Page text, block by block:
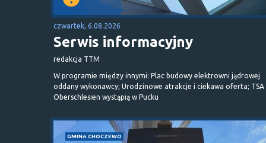
czwartek, 6.08.2026
Serwis informacyjny
redakcja TTM
W programie między innymi: Plac budowy elektrowni jądrowej
oddany wykonawcy; Urodzinowe atrakcje i ciekawa oferta; TSA
Oberschlesien wystąpią w Pucku
GMINA CHOCZEWO